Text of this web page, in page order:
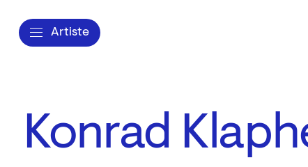
Artiste
Konrad